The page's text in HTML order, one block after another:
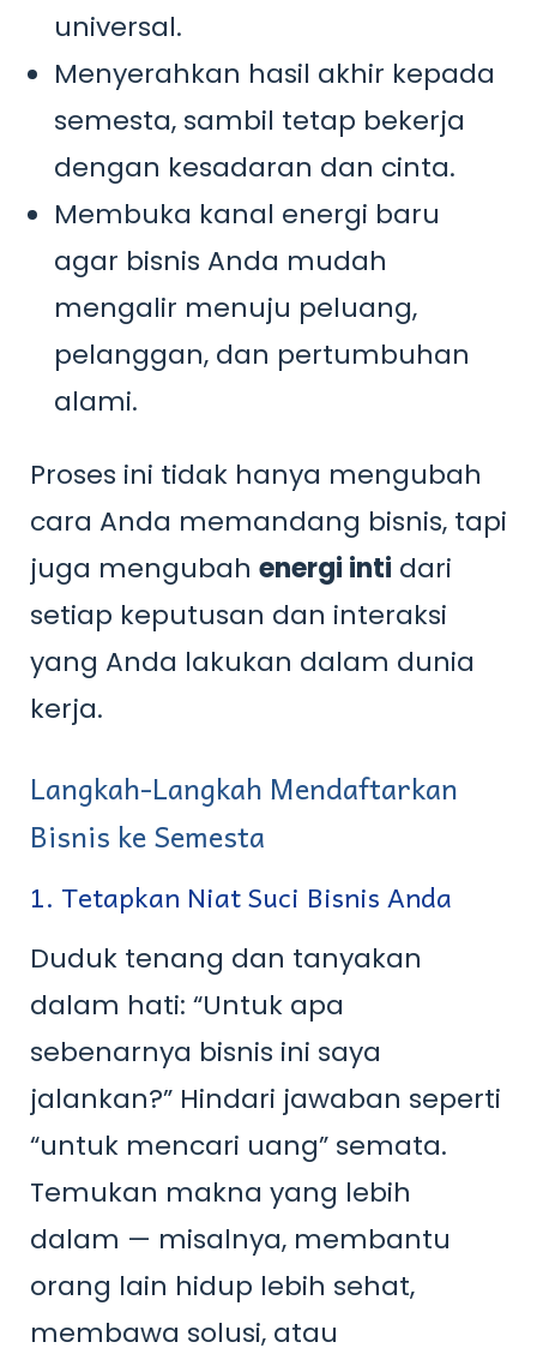
universal.
Menyerahkan hasil akhir kepada
semesta, sambil tetap bekerja
dengan kesadaran dan cinta.
Membuka kanal energi baru
agar bisnis Anda mudah
mengalir menuju peluang,
pelanggan, dan pertumbuhan
alami.
Proses ini tidak hanya mengubah
cara Anda memandang bisnis, tapi
juga mengubah energi inti dari
setiap keputusan dan interaksi
yang Anda lakukan dalam dunia
kerja.
Langkah-Langkah Mendaftarkan
Bisnis ke Semesta
1. Tetapkan Niat Suci Bisnis Anda
Duduk tenang dan tanyakan
dalam hati: “Untuk apa
sebenarnya bisnis ini saya
jalankan?” Hindari jawaban seperti
“untuk mencari uang” semata.
Temukan makna yang lebih
dalam — misalnya, membantu
orang lain hidup lebih sehat,
membawa solusi, atau